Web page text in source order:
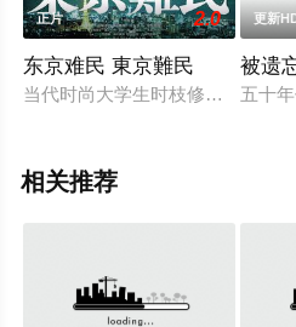
正片 2.0
东京难民 東京難民
当代时尚大学生时枝修（中村苍
更新
被遗
五十
相关推荐